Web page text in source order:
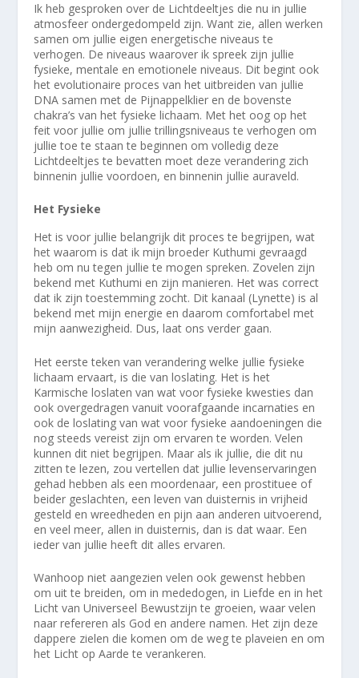
Ik heb gesproken over de Lichtdeeltjes die nu in jullie
atmosfeer ondergedompeld zijn. Want zie, allen werken
samen om jullie eigen energetische niveaus te
verhogen. De niveaus waarover ik spreek zijn jullie
fysieke, mentale en emotionele niveaus. Dit begint ook
het evolutionaire proces van het uitbreiden van jullie
DNA samen met de Pijnappelklier en de bovenste
chakra’s van het fysieke lichaam. Met het oog op het
feit voor jullie om jullie trillingsniveaus te verhogen om
jullie toe te staan te beginnen om volledig deze
Lichtdeeltjes te bevatten moet deze verandering zich
binnenin jullie voordoen, en binnenin jullie auraveld.
Het Fysieke
Het is voor jullie belangrijk dit proces te begrijpen, wat
het waarom is dat ik mijn broeder Kuthumi gevraagd
heb om nu tegen jullie te mogen spreken. Zovelen zijn
bekend met Kuthumi en zijn manieren. Het was correct
dat ik zijn toestemming zocht. Dit kanaal (Lynette) is al
bekend met mijn energie en daarom comfortabel met
mijn aanwezigheid. Dus, laat ons verder gaan.
Het eerste teken van verandering welke jullie fysieke
lichaam ervaart, is die van loslating. Het is het
Karmische loslaten van wat voor fysieke kwesties dan
ook overgedragen vanuit voorafgaande incarnaties en
ook de loslating van wat voor fysieke aandoeningen die
nog steeds vereist zijn om ervaren te worden. Velen
kunnen dit niet begrijpen. Maar als ik jullie, die dit nu
zitten te lezen, zou vertellen dat jullie levenservaringen
gehad hebben als een moordenaar, een prostituee of
beider geslachten, een leven van duisternis in vrijheid
gesteld en wreedheden en pijn aan anderen uitvoerend,
en veel meer, allen in duisternis, dan is dat waar. Een
ieder van jullie heeft dit alles ervaren.
Wanhoop niet aangezien velen ook gewenst hebben
om uit te breiden, om in mededogen, in Liefde en in het
Licht van Universeel Bewustzijn te groeien, waar velen
naar refereren als God en andere namen. Het zijn deze
dappere zielen die komen om de weg te plaveien en om
het Licht op Aarde te verankeren.